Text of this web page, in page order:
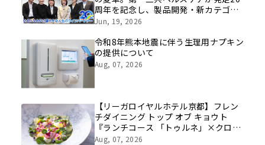
周年を記念し、製品開発・新カテゴリ
挑戦の舞台や旧社統合時のエピソード
像を公開！
Jun, 19, 2026
令和8年熊本地震に伴う生理用ナプキン
の提供について
Aug, 07, 2026
【リーガロイヤルホテル京都】フレン
チダイニング トップ オブ キョウト
『ランチコース 「トゥルネ」×クロー
ド・モネ展 入館券付プラン』 販売
Aug, 07, 2026